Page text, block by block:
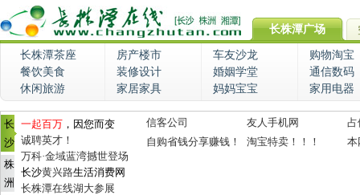
长株潭广场
长株潭茶座 房产楼市 车友沙龙
购物淘宝
餐饮美食
装修设计 婚姻学堂
通信数码
休闲旅游
家居家具 妈妈宝宝 家用电器
长
沙
株
洲
一起百万 ，因您而变
诚聘英才！
万科·金域蓝湾撼世登场
长沙黄兴路生活消费网
长株潭在线湖大参展
信客公司 友人手机网
占
自购省钱分享赚钱！
淘宝特卖！！！ 本